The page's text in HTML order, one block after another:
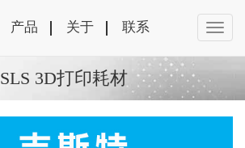
产品 关于 联系
SLS 3D打印耗材